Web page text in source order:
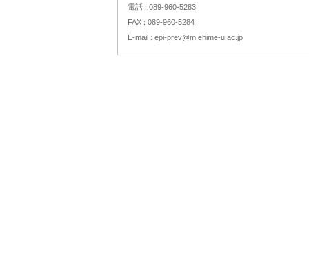
電話： 089-960-5283
FAX： 089-960-5284
E-mail： epi-prev@m.ehime-u.ac.jp